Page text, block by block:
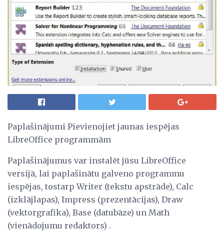
Paplašinājumi Pievienojiet jaunas iespējas
LibreOffice programmām
Paplašinājumus var instalēt jūsu LibreOffice
versijā, lai paplašinātu galveno programmu
iespējas, tostarp Writer (tekstu apstrāde), Calc
(izklājlapas), Impress (prezentācijas), Draw
(vektorgrafika), Base (datubāze) un Math
(vienādojumu redaktors) .